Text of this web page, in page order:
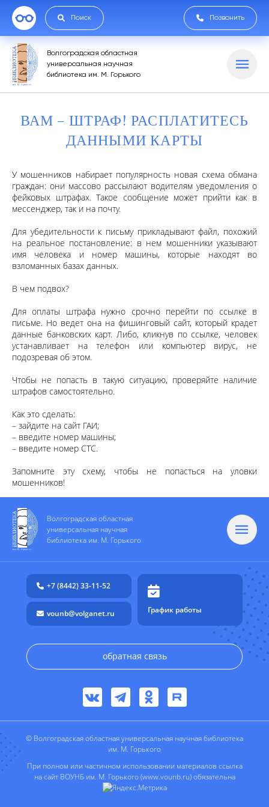
Поиск Позвонить
Волгоградская областная
универсальная научная
библиотека им. М. Горького
ВАМ – ШТРАФ! РАСПЛАТИТЕСЬ
ДАННЫМИ КАРТЫ
У мошенников набирает популярность новая схема обмана
граждан: они массово рассылают водителям уведомления о
фейковых штрафах. Такое сообщение может прийти как в
мессенджер, так и на почту.
Для убедительности к письму прикладывают файл, похожий
на реальное постановление: в нем мошенники указывают
имя человека и номер машины, которые находят во
взломанных базах данных.
В чем подвох?
Для оплаты штрафа нужно срочно перейти по ссылке в
письме. Но ведет она на фишинговый сайт, который крадет
данные банковских карт. Либо, кликнув по ссылке, человек
устанавливает на телефон или компьютер вирус, не
подозревая об этом.
Чтобы не попасть в такую ситуацию, проверяйте наличие
штрафов самостоятельно.
Как это сделать:
– зайдите на сайт ГАИ;
– введите номер машины;
– введите номер СТС.
Запомните эту схему, чтобы не попасться на уловки
мошенников!
Волгоградская областная
универсальная научная
библиотека им. М. Горького
+7 (8442) 33-11-52
vounb@volganet.ru График работы
обратная связь
© Волгоградская областная универсальная научная библиотека
им. М. Горького
При полном или частичном использовании материалов ссылка
на сайт ВОУНБ им. М. Горького (www.vounb.ru) обязательна